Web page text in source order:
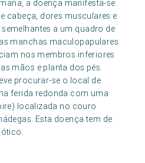
a doença manifesta-se
cabeça, dores musculares e
a um quadro de
manchas maculopapulares
nos membros inferiores
mãos e planta dos pés.
procurar-se o local de
ferida redonda com uma
localizada no couro
Esta doença tem de